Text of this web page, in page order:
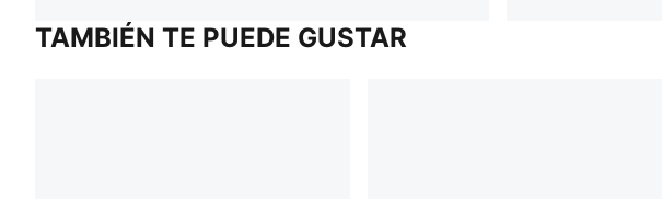
TAMBIÉN TE PUEDE GUSTAR